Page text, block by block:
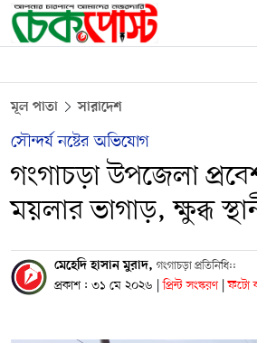
মূল পাতা সারাদেশ
সৌন্দর্য নষ্টের অভিযোগ
গংগাচড়া উপজেলা
ময়লার ভাগাড়, ক্ষুব্ধ
মেহেদি হাসান মুরাদ, গংগাচড়া প্রতিনিধি::
প্রকাশ : ৩১ মে ২০২৬ | প্রিন্ট সংস্করণ | ফটো